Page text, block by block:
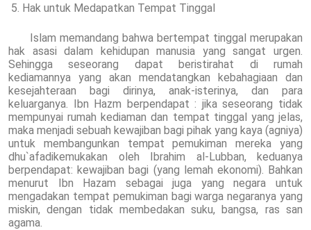
5. Hak untuk Medapatkan Tempat Tinggal
Islam memandang bahwa bertempat tinggal merupakan
hak asasi dalam kehidupan manusia yang sangat urgen.
Sehingga seseorang dapat beristirahat di rumah
kediamannya yang akan mendatangkan kebahagiaan dan
kesejahteraan bagi dirinya, anak-isterinya, dan para
keluarganya. Ibn Hazm berpendapat : jika seseorang tidak
mempunyai rumah kediaman dan tempat tinggal yang jelas,
maka menjadi sebuah kewajiban bagi pihak yang kaya (agniya)
untuk membangunkan tempat pemukiman mereka yang
dhu`afadikemukakan oleh Ibrahim al-Lubban, keduanya
berpendapat: kewajiban bagi (yang lemah ekonomi). Bahkan
menurut Ibn Hazam sebagai juga yang negara untuk
mengadakan tempat pemukiman bagi warga negaranya yang
miskin, dengan tidak membedakan suku, bangsa, ras san
agama.